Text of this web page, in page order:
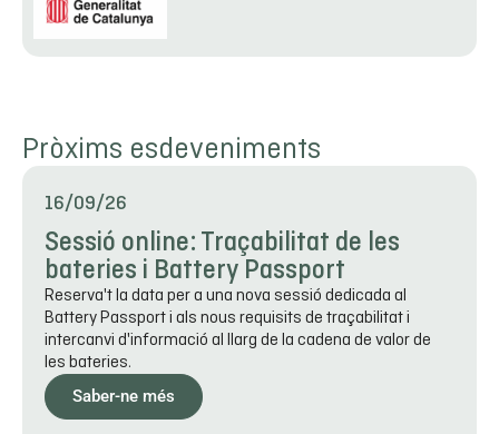
Pròxims esdeveniments
16/09/26
Sessió online: Traçabilitat de les
bateries i Battery Passport
Reserva't la data per a una nova sessió dedicada al
Battery Passport i als nous requisits de traçabilitat i
intercanvi d'informació al llarg de la cadena de valor de
les bateries.
Saber-ne més